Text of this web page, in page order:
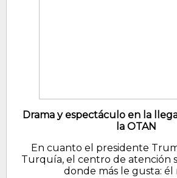
Drama y espectáculo en la
la OTAN
En cuanto el presidente
Turquía, el centro de atención
donde más le gusta: él